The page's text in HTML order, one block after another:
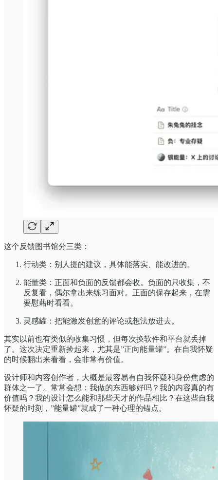
这个反馈图书馆分三类：
行动类：别人提的建议，具体能落实、能改进的。
能量类：正面和负面的反馈都会收。负面的只收集，不
反复看，偶尔拿出来练习面对。正面的保存起来，在需
要慰藉时看看。
灵感罐：把能激发创意的评论或想法放进去。
其实以前也有类似的收集习惯，但每次换软件和平台就丢掉
了。这次决定重新捡起来，尤其是”正向能量罐”。在自我怀疑
的时候翻出来看看，会非常有价值。
设计师和内容创作者，大概是最容易有自我怀疑和身份焦虑的
群体之一了。常常会想：我做的东西够好吗？我的内容真的有
价值吗？我的设计怎么能和那些天才的作品相比？在这些自我
怀疑的时刻，”能量罐”就成了一种心理的锚点。